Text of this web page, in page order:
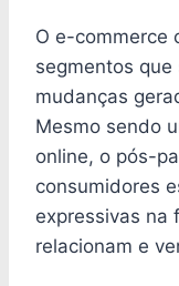
O e-commerce
segmentos
mudanças
Mesmo sendo
online, o pós-
consumidores
expressivas na
relacionam e